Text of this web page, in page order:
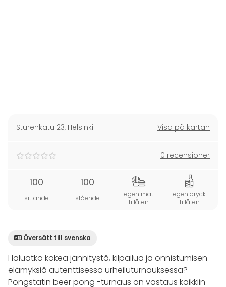
Sturenkatu 23, Helsinki Visa på kartan
0 recensioner
100
sittande
100
stående
egen mat
tillåten
egen dryck
tillåten
Översätt till svenska
Haluatko kokea jännitystä, kilpailua ja onnistumisen
elämyksiä autenttisessa urheiluturnauksessa?
Pongstatin beer pong -turnaus on vastaus kaikkiin